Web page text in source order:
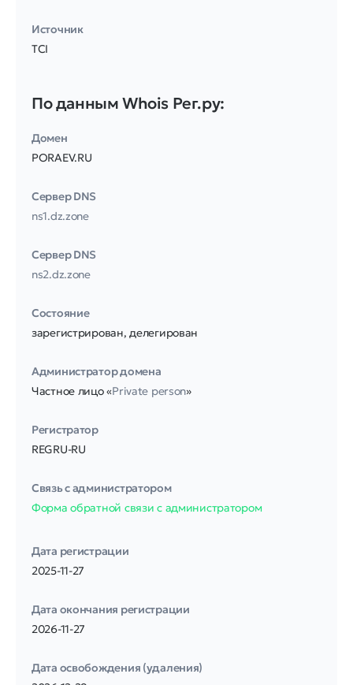
Источник
TCI
По данным Whois Рег.ру:
Домен
PORAEV.RU
Сервер DNS
ns1.dz.zone
Сервер DNS
ns2.dz.zone
Соcтояние
зарегистрирован, делегирован
Администратор домена
Частное лицо «Private person»
Регистратор
REGRU-RU
Связь с администратором
Форма обратной связи с администратором
Дата регистрации
2025-11-27
Дата окончания регистрации
2026-11-27
Дата освобождения (удаления)